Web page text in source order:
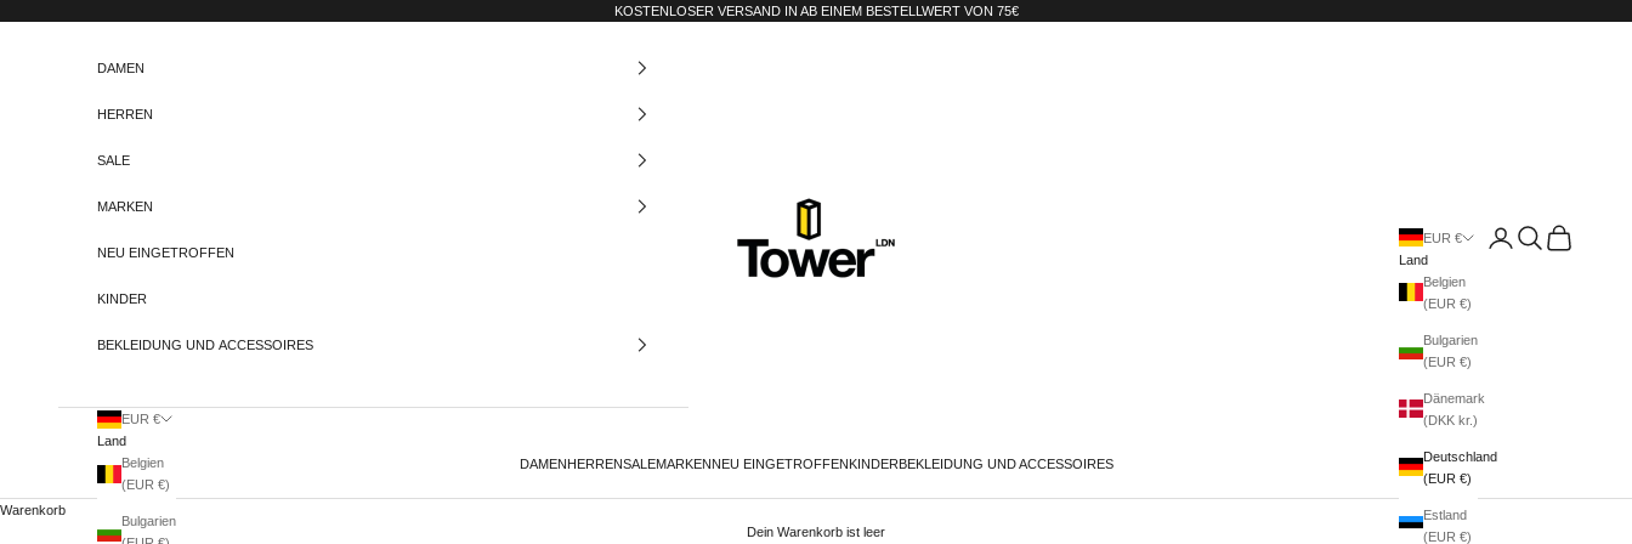
KOSTENLOSER VERSAND IN AB EINEM BESTELLWERT VON 75€
Tower-London.De
DAMEN HERRENSALEMARKEN NEU EINGETROFFEN KINDER BEKLEIDUNG UND ACCESSOIRES
EUR €
Land
Belgien
(EUR €)
Bulgarien
(EUR €)
Dänemark
(DKK kr.)
Deutschland
(EUR €)
Estland
(EUR €)
AnmeldenSuchenWarenkorb
DAMEN
HERREN
SALE
MARKEN
NEU EINGETROFFEN
KINDER
BEKLEIDUNG UND ACCESSOIRES
EUR €
Land
Belgien
(EUR €)
Bulgarien
Warenkorb
Dein Warenkorb ist leer